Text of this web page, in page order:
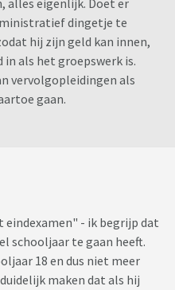
alles eigenlijk. Doet er
dingetje te
hij zijn geld kan innen,
als het groepswerk is.
vervolgopleidingen als
gaan.
- ik begrijp dat
schooljaar te gaan heeft.
18 en dus niet meer
maken dat als hij